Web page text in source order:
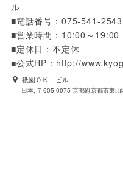
ル
■電話番号：075-541-2543
■営業時間：10:00～19:00
■定休日：不定休
■公式HP：http://
祇園ＯＫＩビル
日本, 〒605-0075 京都府京都市東